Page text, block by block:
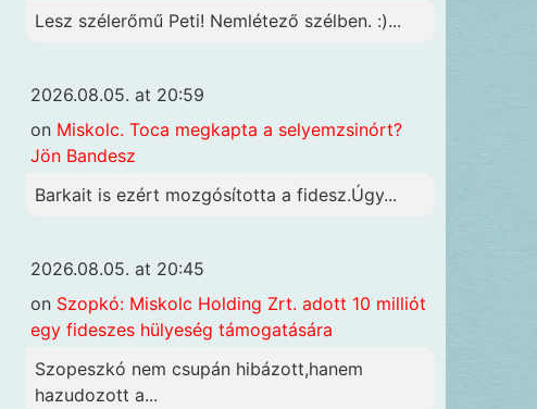
Lesz szélerőmű Peti! Nemlétező szélben. :)...
2026.08.05. at 20:59
on Miskolc. Toca megkapta a selyemzsinórt?
Jön Bandesz
Barkait is ezért mozgósította a fidesz.Úgy...
2026.08.05. at 20:45
on Szopkó: Miskolc Holding Zrt. adott 10 milliót
egy fideszes hülyeség támogatására
Szopeszkó nem csupán hibázott,hanem
hazudozott a...